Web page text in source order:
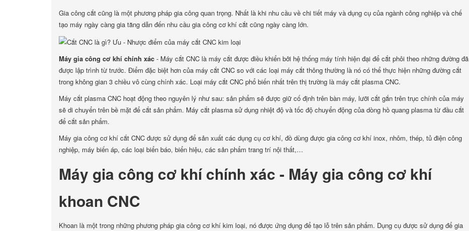
Gia công cắt cũng là một phương pháp gia công quan trọng. Nhất là khi nhu cầu về chi tiết máy và dụng cụ của ngành công nghiệp và chế
tạo máy ngày càng gia tăng dẫn đến nhu cầu gia công cơ khí cắt cũng ngày càng lớn.
Máy gia công cơ khí chính xác - Máy cắt CNC là máy cắt được điều khiển bởi hệ thống máy tính hiện đại để cắt phôi theo những đường đã
được lập trình từ trước. Điểm đặc biệt hơn của máy cắt CNC so với các loại máy cắt thông thường là nó có thể thực hiện những đường cắt
trong không gian 3 chiều vô cùng chính xác. Loại máy cắt CNC phổ biến nhất trên thị trường là máy cắt plasma CNC.
Máy cắt plasma CNC hoạt động theo nguyên lý như sau: sản phẩm sẽ được giữ cố định trên bàn máy, lưỡi cắt gắn trên trục chính của máy
sẽ di chuyển trên bề mặt để cắt sản phẩm. Máy cắt plasma sử dụng nhiệt độ và tốc độ chuyển động của dòng hồ quang plasma từ đầu cắt
để cắt sản phẩm.
Máy gia công cơ khí cắt CNC được sử dụng để sản xuất các dụng cụ cơ khí, đồ dùng được gia công cơ khí inox, nhôm, thép, tủ điện công
nghiệp, máy biến áp, các loại biển báo, biển hiệu, các sản phẩm trang trí nội thất,…
Máy gia công cơ khí chính xác - Máy gia công cơ khí
khoan CNC
Khoan là một trong những phương pháp gia công cơ khí kim loại, nó được ứng dụng để tạo lỗ trên sản phẩm. Dụng cụ được sử dụng để gia